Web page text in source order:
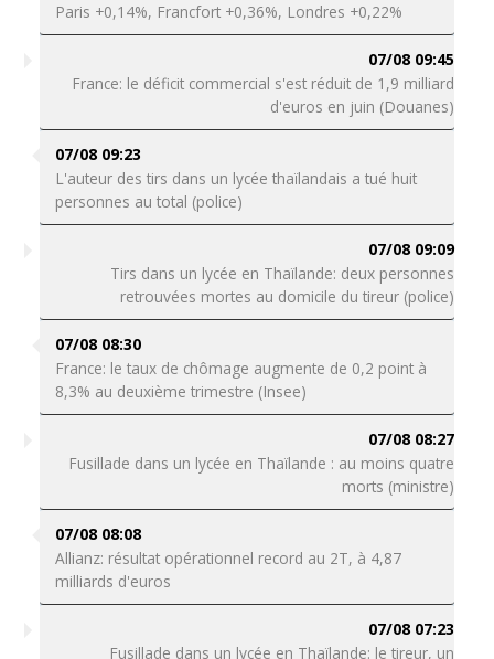
Paris +0,14%, Francfort +0,36%, Londres +0,22%
07/08 09:45
France: le déficit commercial s'est réduit de 1,9 milliard
d'euros en juin (Douanes)
07/08 09:23
L'auteur des tirs dans un lycée thaïlandais a tué huit
personnes au total (police)
07/08 09:09
Tirs dans un lycée en Thaïlande: deux personnes
retrouvées mortes au domicile du tireur (police)
07/08 08:30
France: le taux de chômage augmente de 0,2 point à
8,3% au deuxième trimestre (Insee)
07/08 08:27
Fusillade dans un lycée en Thaïlande : au moins quatre
morts (ministre)
07/08 08:08
Allianz: résultat opérationnel record au 2T, à 4,87
milliards d'euros
07/08 07:23
Fusillade dans un lycée en Thaïlande: le tireur, un